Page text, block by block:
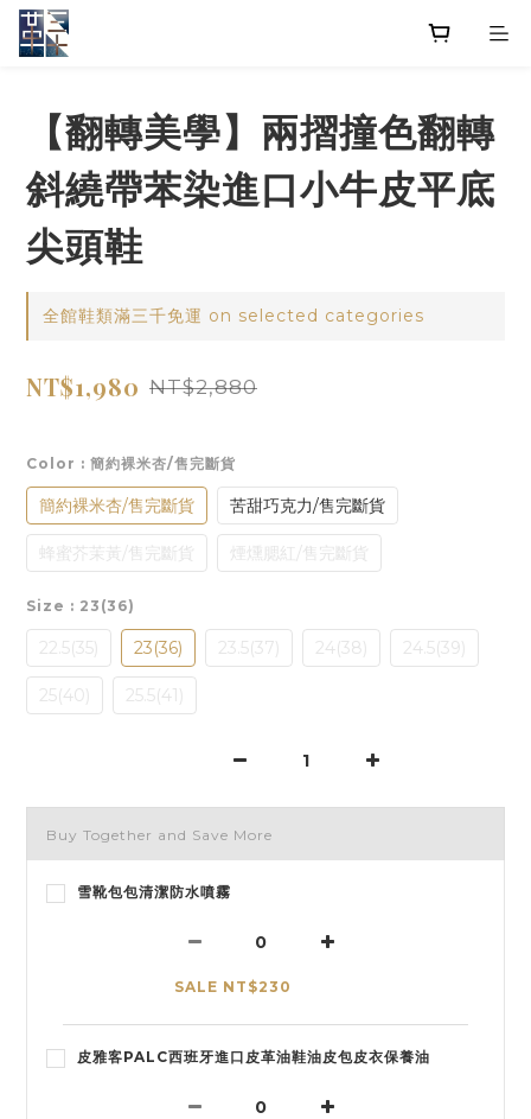
【翻轉美學】兩摺撞色翻轉
斜繞帶苯染進口小牛皮平底
尖頭鞋
全館鞋類滿三千免運 on selected categories
NT$1,980 NT$2,880
Color : 簡約裸米杏/售完斷貨
簡約裸米杏/售完斷貨 苦甜巧克力/售完斷貨
蜂蜜芥茉黃/售完斷貨 煙燻腮紅/售完斷貨
Size : 23(36)
22.5(35) 23(36) 23.5(37) 24(38) 24.5(39)
25(40) 25.5(41)
Buy Together and Save More
雪靴包包清潔防水噴霧
SALE NT$230
皮雅客PALC西班牙進口皮革油鞋油皮包皮衣保養油